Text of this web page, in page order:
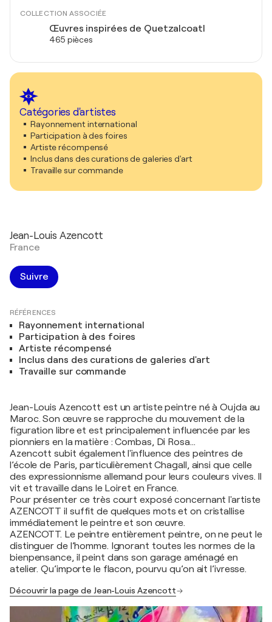
COLLECTION ASSOCIÉE
Œuvres inspirées de Quetzalcoatl
465 pièces
Catégories d'artistes
Rayonnement international
Participation à des foires
Artiste récompensé
Inclus dans des curations de galeries d'art
Travaille sur commande
Jean-Louis Azencott
France
Suivre
RÉFÉRENCES
Rayonnement international
Participation à des foires
Artiste récompensé
Inclus dans des curations de galeries d'art
Travaille sur commande
Jean-Louis Azencott est un artiste peintre né à Oujda au
Maroc. Son œuvre se rapproche du mouvement de la
figuration libre et est principalement influencée par les
pionniers en la matière : Combas, Di Rosa...
Azencott subit également l'influence des peintres de
l’école de Paris, particulièrement Chagall, ainsi que celle
des expressionnisme allemand pour leurs couleurs vives. Il
vit et travaille dans le Loiret en France.
Pour présenter ce très court exposé concernant l'artiste
AZENCOTT il suffit de quelques mots et on cristallise
immédiatement le peintre et son œuvre.
AZENCOTT. Le peintre entièrement peintre, on ne peut le
distinguer de l’homme. Ignorant toutes les normes de la
bienpensance, il peint dans son garage aménagé en
atelier. Qu’importe le flacon, pourvu qu’on ait l’ivresse.
Découvrir la page de Jean-Louis Azencott